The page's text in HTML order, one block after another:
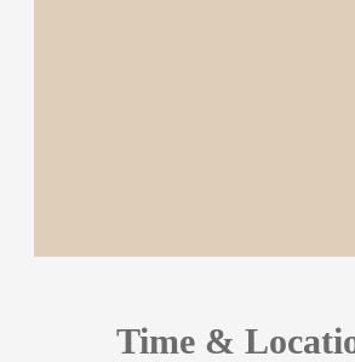
Time &